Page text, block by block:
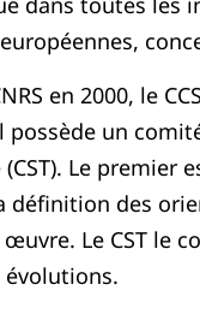
en 2000, le
possède un
Le premier
définition des
Le CST le